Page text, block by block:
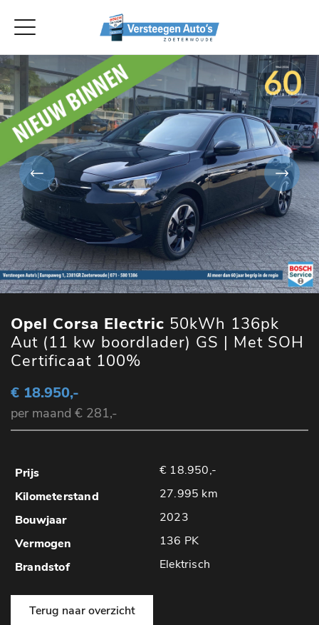
Opel Corsa Electric 50kWh 136pk
Aut (11 kw boordlader) GS | Met SOH
Certificaat 100%
€ 18.950,-
per maand € 281,-
€ 18.950,-
27.995 km
2023
136 PK
Elektrisch
Terug naar overzicht